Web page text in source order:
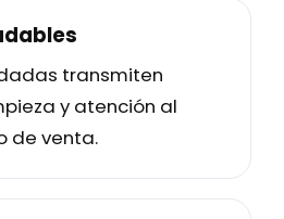
transmiten
y atención al
de venta.